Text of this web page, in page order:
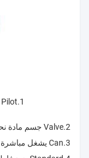
1.Pilot
2.Valve جسم مادة نحاسيّ.
3.Can يشغل مباشرة دون ضغط.